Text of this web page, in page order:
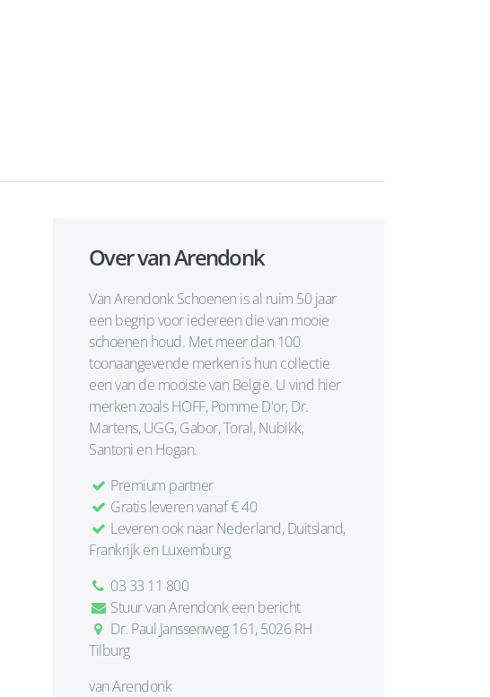
Over van Arendonk
Van Arendonk Schoenen is al ruim 50 jaar
een begrip voor iedereen die van mooie
schoenen houd. Met meer dan 100
toonaangevende merken is hun collectie
een van de mooiste van België. U vind hier
merken zoals HOFF, Pomme D'or, Dr.
Martens, UGG, Gabor, Toral, Nubikk,
Santoni en Hogan.
Premium partner
Gratis leveren vanaf € 40
Leveren ook naar Nederland, Duitsland,
Frankrijk en Luxemburg
03 33 11 800
Stuur van Arendonk een bericht
Dr. Paul Janssenweg 161, 5026 RH
Tilburg
van Arendonk